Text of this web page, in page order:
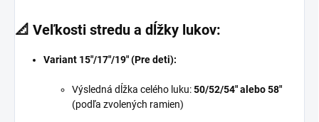
📐 Veľkosti stredu a dĺžky lukov:
Variant 15"/17"/19" (Pre deti):
Výsledná dĺžka celého luku:50/52/54" alebo 58"
(podľa zvolených ramien)